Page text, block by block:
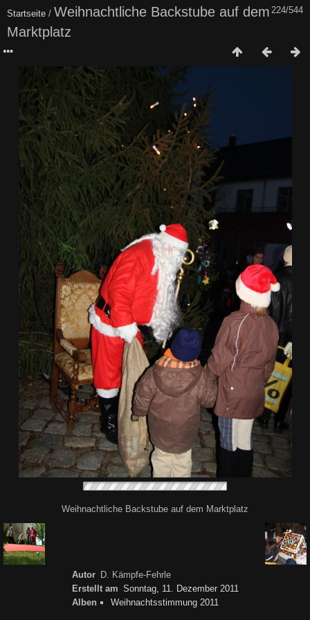
224/544
Startseite / Weihnachtliche Backstube auf dem
Marktplatz
Weihnachtliche Backstube auf dem Marktplatz
Autor D. Kämpfe-Fehrle
Erstellt am Sonntag, 11. Dezember 2011
Alben
Weihnachtsstimmung 2011